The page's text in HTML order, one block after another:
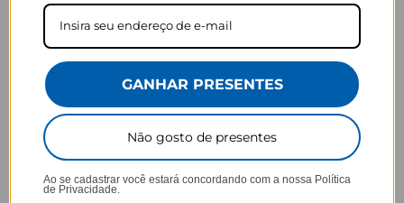
indicando que o carregamento está em andamento.
Aguarde o carregamento completo:
Deixe o carregador portátil
carregado.
Desconecte o carregador portátil:
Uma vez que o carregador
portátil esteja completamente carregado, desconecte-o da fonte de
energia. Agora ele está pronto para ser usado para carregar seus
smartphones.
iOS ANDROID
GANHAR PRESENTES
Não gosto de presentes
Ao se cadastrar você estará concordando com a nossa Política
de Privacidade.